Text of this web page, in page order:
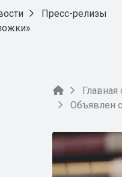
Пресс-релизы
Главная
Объявлен